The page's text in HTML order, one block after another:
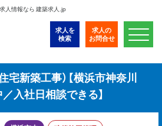
人情報なら 建築求人.jp
求人を
検索
求人の
お問合せ
宅新築工事）【横浜市神奈川
入社日相談できる】